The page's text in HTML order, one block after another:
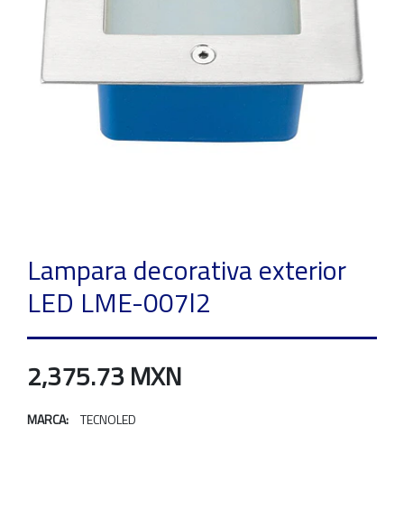
Lampara decorativa exterior
LED LME-007l2
2,375.73 MXN
MARCA: TECNOLED